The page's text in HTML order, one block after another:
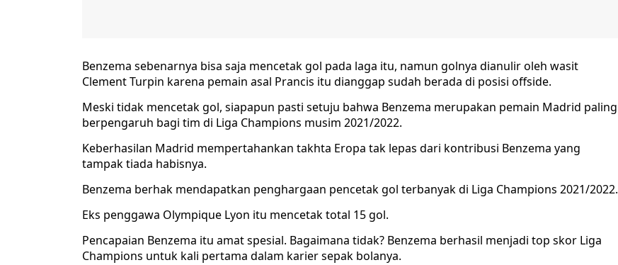
Benzema sebenarnya bisa saja mencetak gol pada laga itu, namun golnya dianulir oleh wasit
Clement Turpin karena pemain asal Prancis itu dianggap sudah berada di posisi offside.
Meski tidak mencetak gol, siapapun pasti setuju bahwa Benzema merupakan pemain Madrid paling
berpengaruh bagi tim di Liga Champions musim 2021/2022.
Keberhasilan Madrid mempertahankan takhta Eropa tak lepas dari kontribusi Benzema yang
tampak tiada habisnya.
Benzema berhak mendapatkan penghargaan pencetak gol terbanyak di Liga Champions 2021/2022.
Eks penggawa Olympique Lyon itu mencetak total 15 gol.
Pencapaian Benzema itu amat spesial. Bagaimana tidak? Benzema berhasil menjadi top skor Liga
Champions untuk kali pertama dalam karier sepak bolanya.